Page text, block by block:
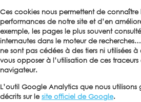
Ces cookies nous permettent de connaître
performances de notre site et d’en
exemple, les pages le plus souvent
internautes dans le moteur de
ne sont pas cédées à des tiers ni utilisées
vous opposer à l’utilisation de ces
navigateur.
L’outil Google Analytics que nous utilisons
décrits sur lesite officiel de Google.